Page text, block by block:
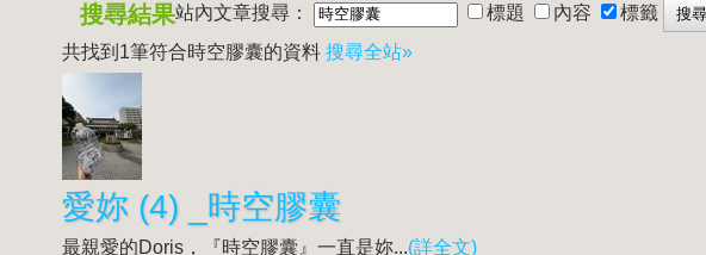
搜尋結果站內文章搜尋： 標題 內容
標籤
共找到1筆符合時空膠囊的資料 搜尋全站»
愛妳 (4) _ 時空膠囊
最親愛的Doris，『時空膠囊 』一直是妳...(詳全文)